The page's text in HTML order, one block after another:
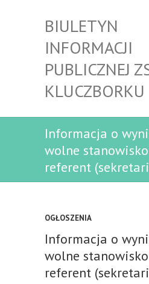
BIULETYN
INFORMACJI
PUBLICZNEJ
KLUCZBORKU
Informacja o
wolne
referent
OGŁOSZENIA
Informacja o
wolne
referent